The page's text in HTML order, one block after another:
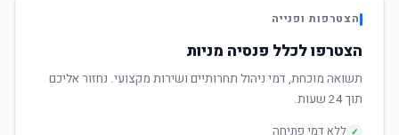
הצטרפות ופנייה
הצטרפו לכלל פנסיה מניות
תשואה מוכחת, דמי ניהול תחרותיים ושירות מקצועי. נחזור אליכם
תוך 24 שעות.
✓ ללא דמי פתיחה